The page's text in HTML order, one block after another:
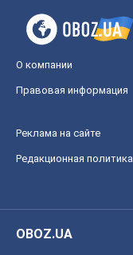
О компании
Правовая информация
Реклама на сайте
Редакционная политика
OBOZ.UA